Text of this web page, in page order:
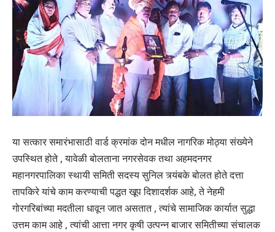
या सत्कार समारंभासाठी वार्ड क्रमांक दोन मधील नागरिक मोठ्या संख्येने
उपस्थित होते , यावेळी बोलताना नगरसेवक तथा अहमदनगर
महानगरपालिका स्थायी समिती सदस्य सुनिल त्र्यंबके बोलत होते दत्ता
तापकिरे यांचे काम करण्याची पद्धत खूप दिशादर्शक आहे, ते नेहमी
गोरगरिबांच्या मदतीला धावून जात असतात , त्यांचे सामाजिक कार्यात सुद्धा
उत्तम काम आहे , त्यांची आत्ता नगर कृषी उत्पन्न बाजार समितीच्या संचालक